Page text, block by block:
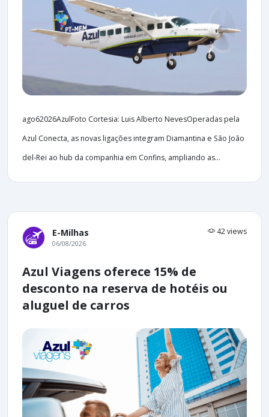
ago62026AzulFoto Cortesia: Luis Alberto NevesOperadas pela
Azul Conecta, as novas ligações integram Diamantina e São João
del-Rei ao hub da companhia em Confins, ampliando as...
E-Milhas 42 views
06/08/2026
Azul Viagens oferece 15% de
desconto na reserva de hotéis ou
aluguel de carros